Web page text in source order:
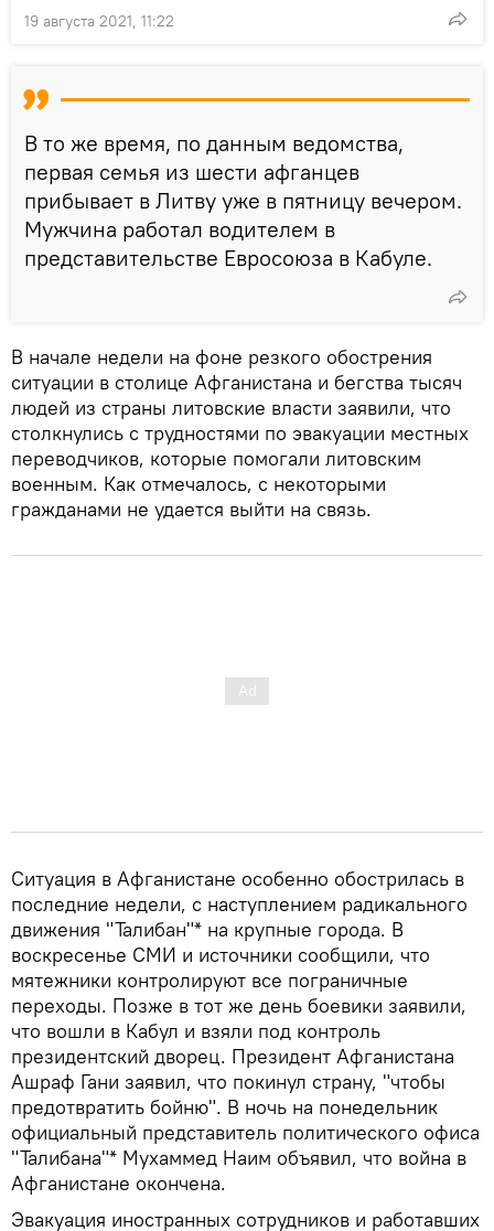
19 августа 2021, 11:22
В то же время, по данным ведомства,
первая семья из шести афганцев
прибывает в Литву уже в пятницу вечером.
Мужчина работал водителем в
представительстве Евросоюза в Кабуле.
В начале недели на фоне резкого обострения
ситуации в столице Афганистана и бегства тысяч
людей из страны литовские власти заявили, что
столкнулись с трудностями по эвакуации местных
переводчиков, которые помогали литовским
военным. Как отмечалось, с некоторыми
гражданами не удается выйти на связь.
Ситуация в Афганистане особенно обострилась в
последние недели, с наступлением радикального
движения "Талибан"* на крупные города. В
воскресенье СМИ и источники сообщили, что
мятежники контролируют все пограничные
переходы. Позже в тот же день боевики заявили,
что вошли в Кабул и взяли под контроль
президентский дворец. Президент Афганистана
Ашраф Гани заявил, что покинул страну, "чтобы
предотвратить бойню". В ночь на понедельник
официальный представитель политического офиса
"Талибана"* Мухаммед Наим объявил, что война в
Афганистане окончена.
Эвакуация иностранных сотрудников и работавших